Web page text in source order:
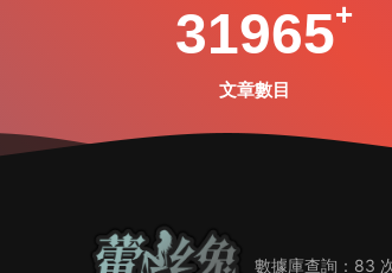
31965
文章數目
數據庫查詢：83